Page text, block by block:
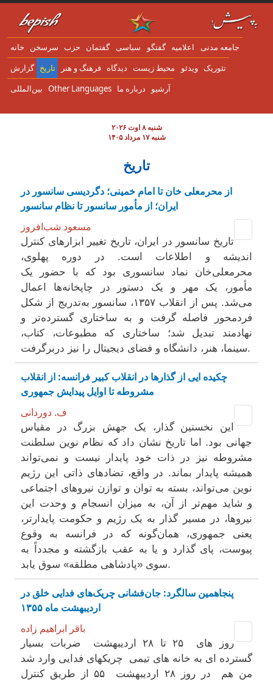
Skip to main content
خانه سرسخن حزب گفتمان سياسی گفتگو
جامعه مدنی
گزارش تاریخ فرهنگ و هنر دیدگاه محیط زیست ویدئو تئوریک
بین‌المللی Other Languages درباره ما آرشیو
شنبه ۸ اوت ۲۰۲۶
شنبه ۱۷ مرداد ۱۴۰۵
تاریخ
از محرمعلی خان تا امام خمینی؛ دگردیسی سانسور در
ایران؛ از مأمور سانسور تا نظام سانسور
مسعود شب‌افروز
تاریخ سانسور در ایران، تاریخ تغییر ابزارهای کنترل
اندیشه و اطلاعات است. در دوره پهلوی،
محرمعلی‌خان نماد سانسوری بود که با حضور یک
مأمور، یک مهر و یک دستور در چاپخانه‌ها اعمال
می‌شد. پس از انقلاب ۱۳۵۷، سانسور به‌تدریج از شکل
فردمحور فاصله گرفت و به ساختاری گسترده‌تر و
نهادمند تبدیل شد؛ ساختاری که مطبوعات، کتاب،
سینما، هنر، دانشگاه و فضای دیجیتال را نیز دربرگرفت.
چکیده ایی از گذارها در انقلاب کبیر فرانسه: از انقلاب
مشروطه تا اوایل پیدایش جمهوری
ف. دوردانی
این نخستین گذار، یک جهش بزرگ در مقیاس
جهانی بود. اما تاریخ نشان داد که نظام نوین سلطنت
مشروطه نیز در ذات خود پایدار نیست و نمی‌تواند
همیشه پایدار بماند. در واقع، تضادهای ذاتی این رژیم
نوین می‌تواند، بسته به توان و توازن نیروهای اجتماعی
و شاید مهم‌تر از آن، به میزان انسجام و وحدت این
نیروها، در مسیر گذار به یک رژیم و حکومت پایدارتر،
یعنی جمهوری، همان‌گونه که در فرانسه به وقوع
پیوست، پای‌ گذارد و یا به عقب بازگشته و مجدداً به
سوی «پادشاهی مطلقه» سوق یابد.
پنجاهمین سالگرد: جان‌فشانی چریک‌های فدایی خلق در
اردیبهشت ماه ۱۳۵۵
باقر ابراهیم زاده
روز های ۲۵ تا ۲۸ اردیبهشت ضربات بسیار
گسترده ای به خانه های تیمی چریکهای فدایی وارد شد
من هم در روز ۲۸ اردیبهشت ۵۵ از طریق کنترل